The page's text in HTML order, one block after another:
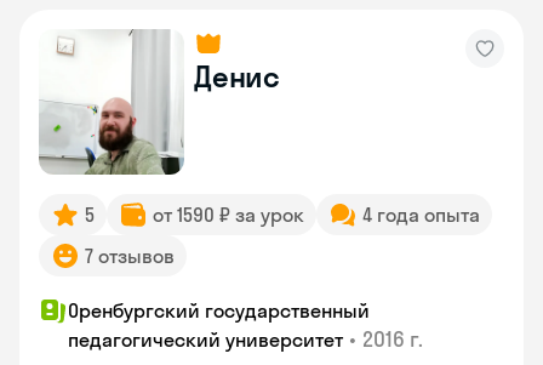
Денис
5 от 1590 ₽ за урок
4 года опыта
7 отзывов
Оренбургский государственный
педагогический университет • 2016 г.